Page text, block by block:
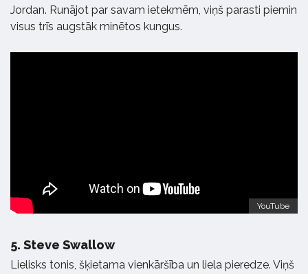
Jordan. Runājot par savam ietekmēm, viņš parasti piemin
visus trīs augstāk minētos kungus.
YouTube
5. Steve Swallow
Lielisks tonis, šķietama vienkāršība un liela pieredze. Viņš